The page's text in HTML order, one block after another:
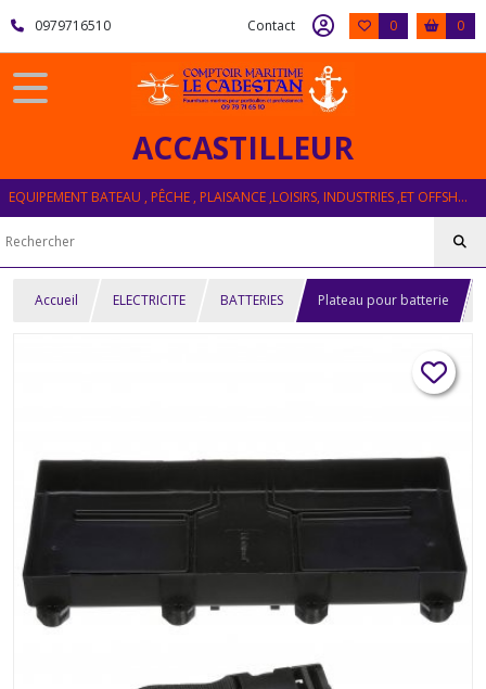
0979716510 Contact 0 0
ACCASTILLEUR
EQUIPEMENT BATEAU , PÊCHE , PLAISANCE ,LOISIRS, INDUSTRIES ,ET OFFSHORE
Accueil ELECTRICITE BATTERIES Plateau pour batterie